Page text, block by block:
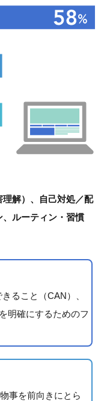
解）、自己対処／配
ルーティン・習慣
ること（CAN）、
明確にするためのフ
事を前向きにとら